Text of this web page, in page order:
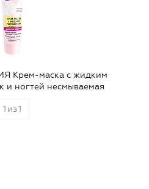
Крем-маска с жидким
и ногтей несмываемая
1 из1